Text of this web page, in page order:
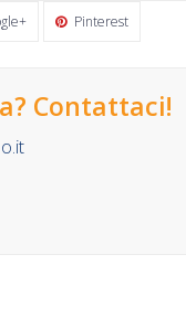
Pinterest
Contattaci!